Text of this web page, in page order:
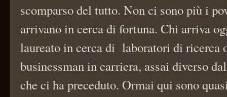
scomparso del tutto. Non ci sono più i
arrivano in cerca di fortuna. Chi arriva
laureato in cerca di laboratori di ricerca
businessman in carriera, assai diverso
che ci ha preceduto. Ormai qui sono